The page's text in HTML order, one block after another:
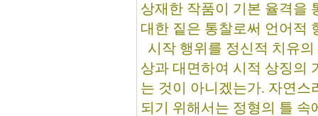
상재한 작품이 기본 율격을
대한 짙은 통찰로써 언어적
시작 행위를 정신적 치유
상과 대면하여 시적 상징의
는 것이 아니겠는가. 자연
되기 위해서는 정형의 틀